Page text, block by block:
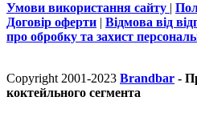
Умови використання сайту |
Договір оферти | Відмова від
про обробку та захист
Copyright 2001-2023 Brandbar -
коктейльного сегмента